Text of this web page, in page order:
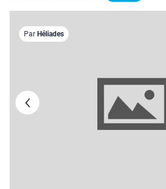
Par Héliades